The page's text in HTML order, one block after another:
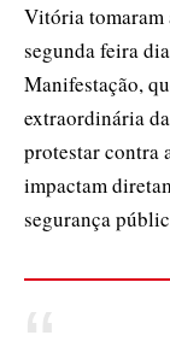
Vitória tomaram
segunda feira
Manifestação,
extraordinária
protestar contra
impactam
segurança